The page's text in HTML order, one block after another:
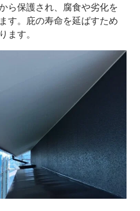
ら保護され、腐食や劣化を
す。庇の寿命を延ばすため
ます。